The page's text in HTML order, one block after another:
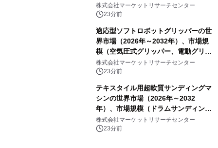
ム）・分析レポートを発表
株式会社マーケットリサーチセンター
23分前
適応型ソフトロボットグリッパーの世
界市場（2026年～2032年）、市場規
模（空気圧式グリッパー、電動グリッ
パー）・分析レポートを発表
株式会社マーケットリサーチセンター
23分前
テキスタイル用超軟質サンディングマ
シンの世界市場（2026年～2032
年）、市場規模（ドラムサンディング
マシン、ジェットサンディングマシ
ン、ローラーサンディングマシン、そ
株式会社マーケットリサーチセンター
23分前